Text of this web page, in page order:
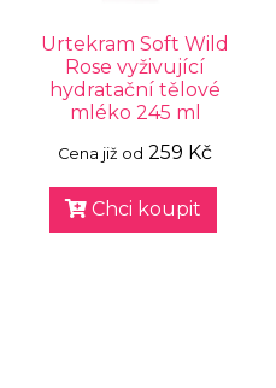
Urtekram Soft Wild
Rose vyživující
hydratační tělové
mléko 245 ml
Cena již od 259 Kč
Chci koupit